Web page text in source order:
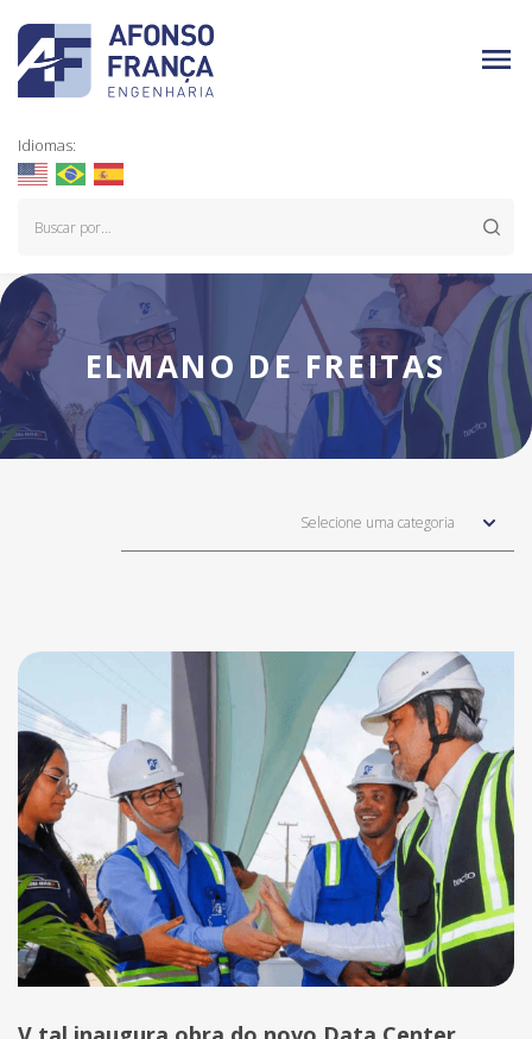
Idiomas:
ELMANO DE FREITAS
Selecione uma categoria